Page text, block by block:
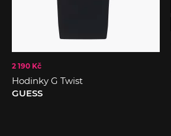
2 190 Kč
Hodinky G Twist
GUESS